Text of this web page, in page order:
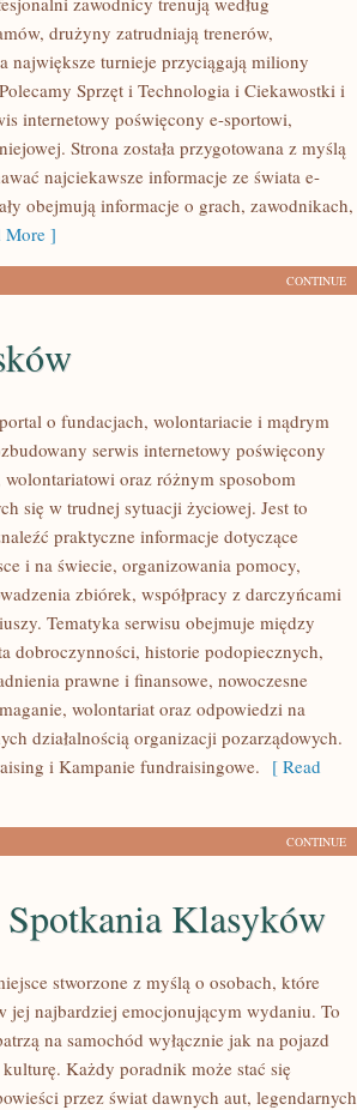
drużyny zatrudniają trenerów,
największe turnieje przyciągają miliony
Sprzęt i Technologia i Ciekawostki i
internetowy poświęcony e-sportowi,
Strona została przygotowana z myślą
najciekawsze informacje ze świata e-
obejmują informacje o grach, zawodnikach,
More ]
CONTINUE
o fundacjach, wolontariacie i mądrym
serwis internetowy poświęcony
oraz różnym sposobom
się w trudnej sytuacji życiowej. Jest to
praktyczne informacje dotyczące
i na świecie, organizowania pomocy,
zbiórek, współpracy z darczyńcami
Tematyka serwisu obejmuje między
dobroczynności, historie podopiecznych,
prawne i finansowe, nowoczesne
wolontariat oraz odpowiedzi na
działalnością organizacji pozarządowych.
i Kampanie fundraisingowe. [ Read
CONTINUE
Klasyków
stworzone z myślą o osobach, które
jej najbardziej emocjonującym wydaniu. To
na samochód wyłącznie jak na pojazd
Każdy poradnik może stać się
przez świat dawnych aut, legendarnych